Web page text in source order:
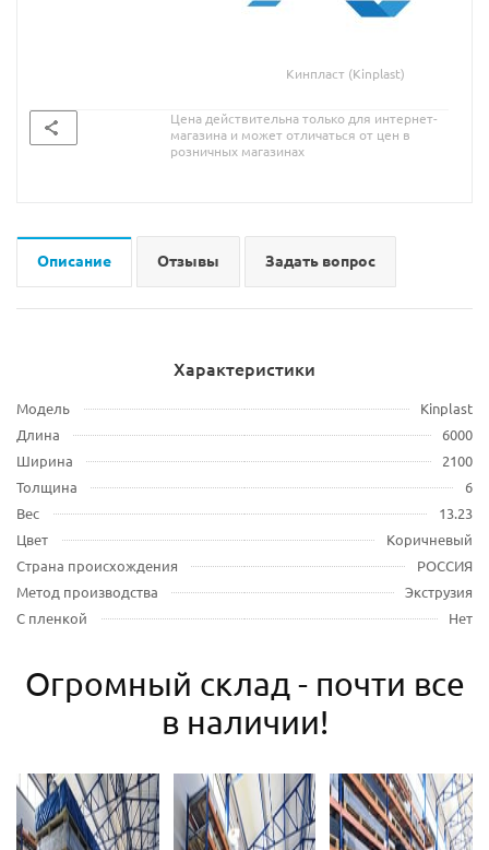
Кинпласт (Kinplast)
Цена действительна только для интернет-
магазина и может отличаться от цен в
розничных магазинах
Описание Отзывы Задать вопрос
Характеристики
Модель
Kinplast
Длина
6000
Ширина
2100
Толщина
6
Вес
13.23
Цвет
Коричневый
Страна происхождения
РОССИЯ
Метод производства
Экструзия
С пленкой
Нет
Огромный склад - почти все
в наличии!